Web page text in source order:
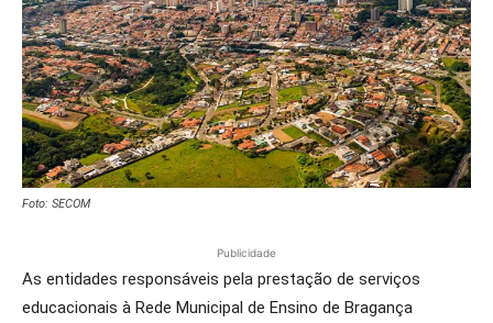
Foto: SECOM
Publicidade
As entidades responsáveis pela prestação de serviços
educacionais à Rede Municipal de Ensino de Bragança